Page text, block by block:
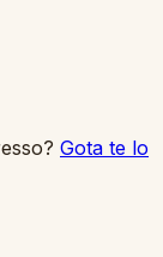
Gota te lo